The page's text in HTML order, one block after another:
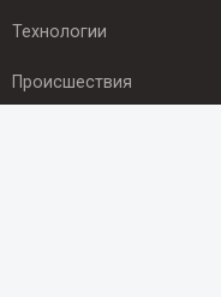
Технологии
Происшествия